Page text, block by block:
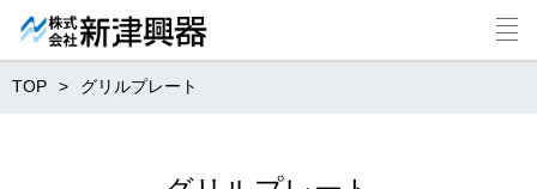
TOP グリルプレート